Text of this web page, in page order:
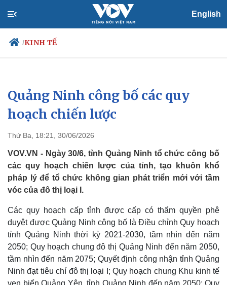
English
/KINH TẾ
Chính trị
Tổ chức nhân sự
Nhận diện sự thật
Xã hội
Việc làm
Biển đảo
Quảng Ninh công bố các quy
hoạch chiến lược
Thứ Ba, 18:21, 30/06/2026
VOV.VN - Ngày 30/6, tỉnh Quảng Ninh tổ chức công bố
các quy hoạch chiến lược của tỉnh, tạo khuôn khổ
pháp lý để tổ chức không gian phát triển mới với tầm
vóc của đô thị loại I.
Các quy hoạch cấp tỉnh được cấp có thẩm quyền phê
duyệt được Quảng Ninh công bố là Điều chỉnh Quy hoạch
tỉnh Quảng Ninh thời kỳ 2021-2030, tầm nhìn đến năm
2050; Quy hoạch chung đô thị Quảng Ninh đến năm 2050,
tầm nhìn đến năm 2075; Quyết định công nhận tỉnh Quảng
Ninh đạt tiêu chí đô thị loại I; Quy hoạch chung Khu kinh tế
ven biển Quảng Yên, tỉnh Quảng Ninh đến năm 2050; Quy